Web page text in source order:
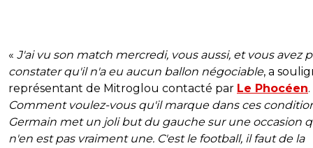
« J'ai vu son match mercredi, vous aussi, et vous avez
constater qu'il n'a eu aucun ballon négociable, a
représentant de Mitroglou contacté par Le Phocéen.
Comment voulez-vous qu'il marque dans ces
Germain met un joli but du gauche sur une occasion
n'en est pas vraiment une. C'est le football, il faut de la